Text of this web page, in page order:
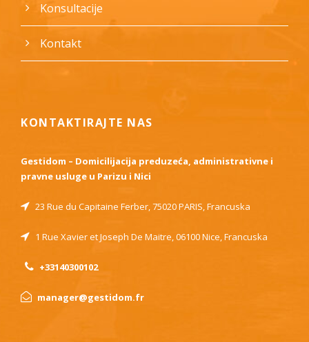
Konsultacije
Kontakt
KONTAKTIRAJTE NAS
Gestidom – Domicilijacija preduzeća, administrativne i
pravne usluge u Parizu i Nici
23 Rue du Capitaine Ferber, 75020 PARIS, Francuska
1 Rue Xavier et Joseph De Maitre, 06100 Nice, Francuska
+33140300102
manager@gestidom.fr